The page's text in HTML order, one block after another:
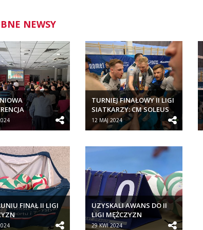
NEWSY
PZPS DLA
SZCZEBLA...
TURNIEJ FINAŁOWY II LIGI
SIATKARZY: CM SOLEUS
KLUB SPORTOWY...
12 MAJ 2024
FINAŁ II LIGI
UZYSKALI AWANS DO II
LIGI MĘŻCZYZN
29 KWI 2024